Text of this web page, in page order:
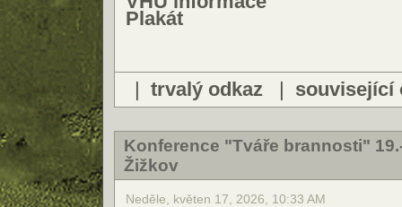
Plakát
| trvalý odkaz | související
Konference "Tváře brannosti"
Žižkov
Neděle, květen 17, 2026, 10:33 AM